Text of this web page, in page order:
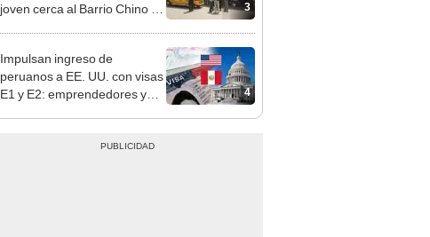
3
joven cerca al Barrio Chino en
4
Impulsan ingreso de
peruanos a EE. UU. con visas
E1 y E2: emprendedores y